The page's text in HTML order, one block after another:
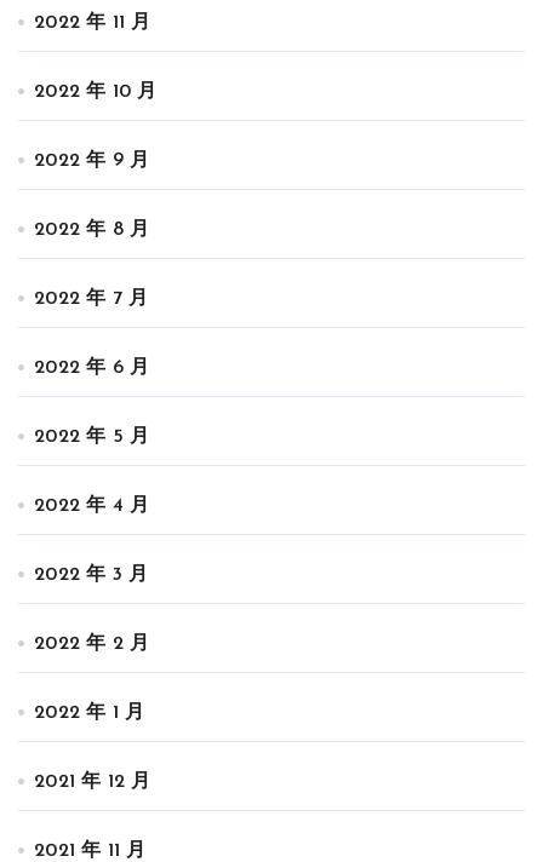
2022 年 11 月
2022 年 10 月
2022 年 9 月
2022 年 8 月
2022 年 7 月
2022 年 6 月
2022 年 5 月
2022 年 4 月
2022 年 3 月
2022 年 2 月
2022 年 1 月
2021 年 12 月
2021 年 11 月